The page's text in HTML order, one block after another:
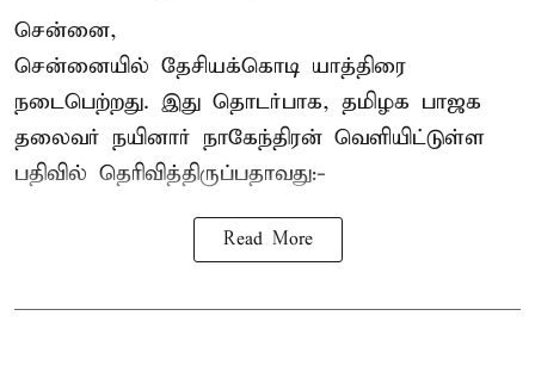
சென்னை,
சென்னையில் தேசியக்கொடி யாத்திரை
நடைபெற்றது. இது தொடர்பாக, தமிழக பாஜக
தலைவர் நயினார் நாகேந்திரன் வெளியிட்டுள்ள
பதிவில் தெரிவித்திருப்பதாவது:-
Read More